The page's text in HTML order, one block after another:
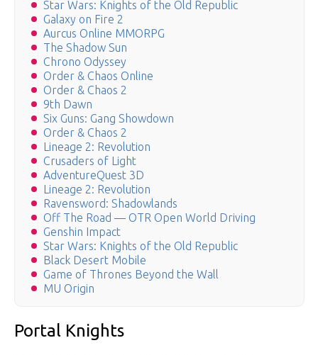
Star Wars: Knights of the Old Republic
Galaxy on Fire 2
Aurcus Online MMORPG
The Shadow Sun
Chrono Odyssey
Order & Chaos Online
Order & Chaos 2
9th Dawn
Six Guns: Gang Showdown
Order & Chaos 2
Lineage 2: Revolution
Crusaders of Light
AdventureQuest 3D
Lineage 2: Revolution
Ravensword: Shadowlands
Off The Road — OTR Open World Driving
Genshin Impact
Star Wars: Knights of the Old Republic
Black Desert Mobile
Game of Thrones Beyond the Wall
MU Origin
Portal Knights